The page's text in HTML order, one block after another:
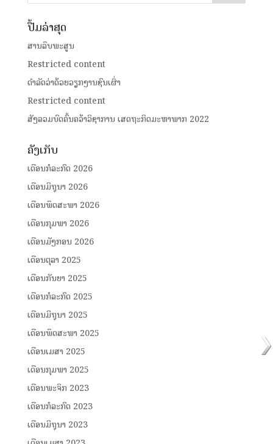
ປື້ມລ່າສຸດ
ສານລຶບພະສູນ
Restricted content
ດໍາລັດວ່າດ້ວຍວຽກງານຊົນເຜົ່າ
Restricted content
ສັງລວມບົດຄົ້ນຄວ້າວິຊາການ ເສດຖະກິດມະຫາພາກ 2022
ຄັງເກັບ
ເດືອນກໍລະກົດ 2026
ເດືອນມິຖຸນາ 2026
ເດືອນພຶດສະພາ 2026
ເດືອນກຸມພາ 2026
ເດືອນມັງກອນ 2026
ເດືອນຕຸລາ 2025
ເດືອນກັນຍາ 2025
ເດືອນກໍລະກົດ 2025
ເດືອນມິຖຸນາ 2025
ເດືອນພຶດສະພາ 2025
ເດືອນເມສາ 2025
ເດືອນກຸມພາ 2025
ເດືອນພະຈິກ 2023
ເດືອນກໍລະກົດ 2023
ເດືອນມິຖຸນາ 2023